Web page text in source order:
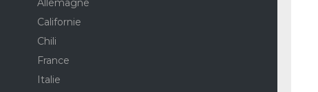
Allemagne
Californie
Chili
France
Italie